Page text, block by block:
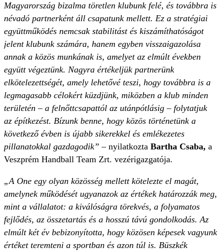
Magyarország bizalma töretlen klubunk felé, és továbbra is
névadó partnerként áll csapatunk mellett. Ez a stratégiai
együttműködés nemcsak stabilitást és kiszámíthatóságot
jelent klubunk számára, hanem egyben visszaigazolása
annak a közös munkának is, amelyet az elmúlt években
együtt végeztünk. Nagyra értékeljük partnerünk
elkötelezettségét, amely lehetővé teszi, hogy továbbra is a
legmagasabb célokért küzdjünk, miközben a klub minden
területén – a felnőttcsapattól az utánpótlásig – folytatjuk
az építkezést. Bízunk benne, hogy közös történetünk a
következő évben is újabb sikerekkel és emlékezetes
pillanatokkal gazdagodik” – nyilatkozta Bartha Csaba, a
Veszprém Handball Team Zrt. vezérigazgatója.
„A One egy olyan közösség mellett kötelezte el magát,
amelynek működését ugyanazok az értékek határozzák meg,
mint a vállalatot: a kiválóságra törekvés, a folyamatos
fejlődés, az összetartás és a hosszú távú gondolkodás. Az
elmúlt két év bebizonyította, hogy közösen képesek vagyunk
értéket teremteni a sportban és azon túl is. Büszkék